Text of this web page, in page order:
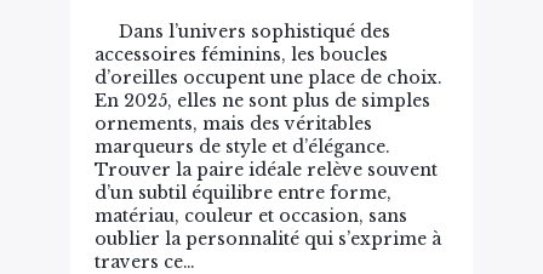
Dans l’univers sophistiqué des
accessoires féminins, les boucles
d’oreilles occupent une place de choix.
En 2025, elles ne sont plus de simples
ornements, mais des véritables
marqueurs de style et d’élégance.
Trouver la paire idéale relève souvent
d’un subtil équilibre entre forme,
matériau, couleur et occasion, sans
oublier la personnalité qui s’exprime à
travers ce…